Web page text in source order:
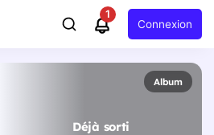
1
Connexion
Album
Déjà sorti